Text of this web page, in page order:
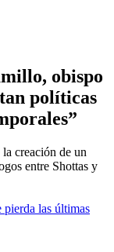
obispo
políticas
creación de un
entre Shottas y
las últimas